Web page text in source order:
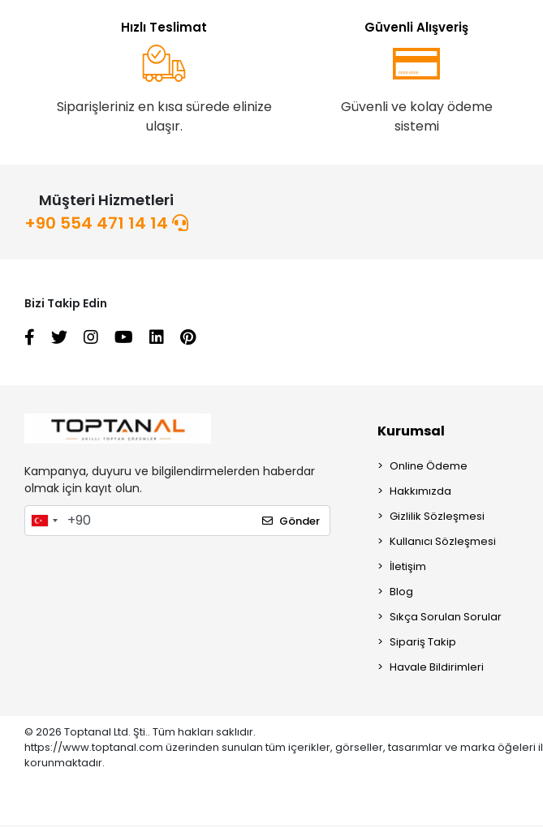
Hızlı Teslimat
Siparişleriniz en kısa sürede elinize
ulaşır.
Güvenli Alışveriş
Güvenli ve kolay ödeme
sistemi
Müşteri Hizmetleri
+90 554 471 14 14
Bizi Takip Edin
Kampanya, duyuru ve bilgilendirmelerden haberdar
olmak için kayıt olun.
Gönder
Kurumsal
Online Ödeme
Hakkımızda
Gizlilik Sözleşmesi
Kullanıcı Sözleşmesi
İletişim
Blog
Sıkça Sorulan Sorular
Sipariş Takip
Havale Bildirimleri
© 2026 Toptanal Ltd. Şti.. Tüm hakları saklıdır.
https://www.toptanal.com üzerinden sunulan tüm içerikler, görseller, tasarımlar ve marka öğeleri
korunmaktadır.